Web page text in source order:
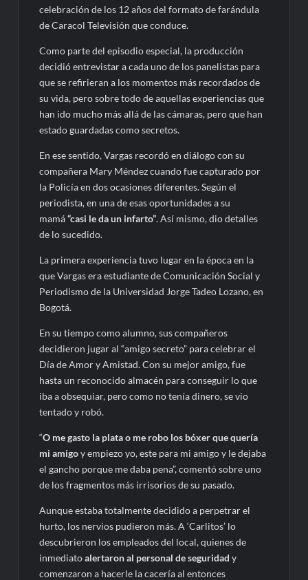
celebración de los 12 años del formato de farándula
de Caracol Televisión que conduce.
Como parte del episodio especial, la producción
decidió entrevistar a cada uno de los panelistas para
que se refirieran a los momentos más recordados de
su vida, pero sobre todo de aquellas experiencias que
han ido mucho más allá de las cámaras, pero que han
estado guardadas como secretos.
En ese sentido, Vargas recordó en diálogo con su
compañera Mary Méndez cuando fue capturado por
la Policía en dos ocasiones diferentes. Según el
periodista, en una de esas oportunidades a su
mamá“casi le da un infarto”. Así mismo, dio detalles
de lo sucedido.
La primera experiencia tuvo lugar en la época en la
que Vargas era estudiante de Comunicación Social y
Periodismo de la Universidad Jorge Tadeo Lozano, en
Bogotá.
En su tiempo como alumno, sus compañeros
decidieron jugar al “amigo secreto” para celebrar el
Día de Amor y Amistad. Con su mejor amigo, fue
hasta un reconocido almacén para conseguir lo que
iba a obsequiar, pero como no tenía dinero, se vio
tentado y robó.
“O me gasto la plata o me robo los bóxer que quería
mi amigoy empiezo yo, este para mi amigo y le dejaba
el gancho porque me daba pena”, comentó sobre uno
de los fragmentos más irrisorios de su pasado.
Aunque estaba totalmente decidido a perpetrar el
hurto, los nervios pudieron más. A ‘Carlitos’ lo
descubrieron los empleados del local, quienes de
inmediatoalertaron al personal de seguridad y
comenzaron a hacerle la cacería al entonces